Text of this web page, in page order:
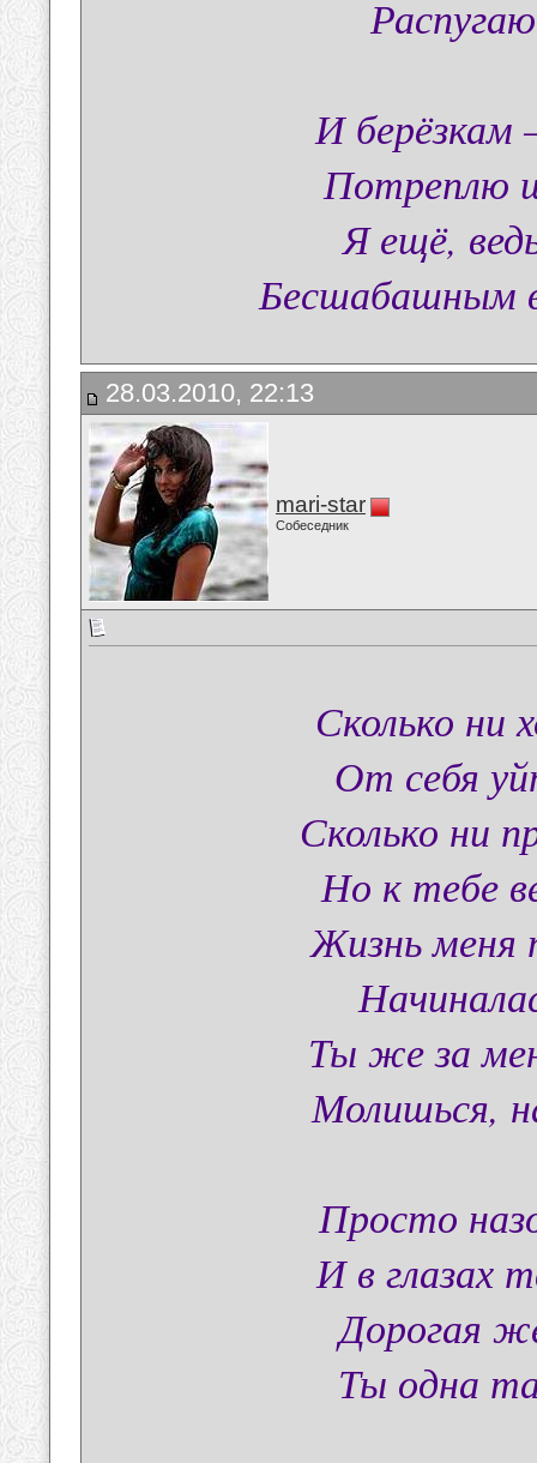
И берёзкам
Потреплю
Я ещё,
Бесшабашным
28.03.2010, 22:13
mari-star
Собеседник
Сколько ни
От себя
Сколько ни
Но к тебе
Жизнь меня
Ты же за
Молишься,
Просто
И в глазах
Дорогая
Ты одна